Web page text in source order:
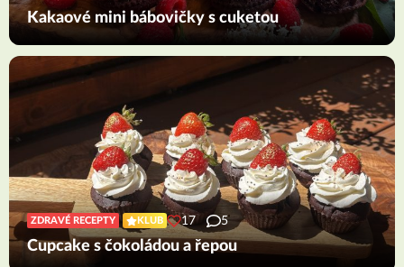
Kakaové mini bábovičky s cuketou
ZDRAVÉ RECEPTY KLUB 17 5
Cupcake s čokoládou a řepou